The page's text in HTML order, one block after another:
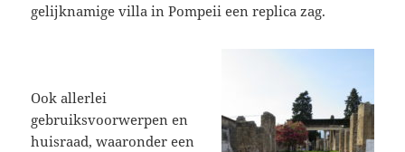
gelijknamige villa in Pompeii een replica zag.
Ook allerlei
gebruiksvoorwerpen en
huisraad, waaronder een